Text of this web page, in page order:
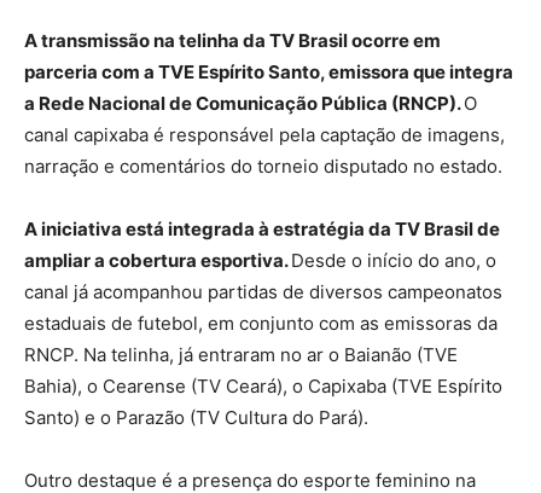
A transmissão na telinha da TV Brasil ocorre em
parceria com a TVE Espírito Santo, emissora que integra
a Rede Nacional de Comunicação Pública (RNCP).O
canal capixaba é responsável pela captação de imagens,
narração e comentários do torneio disputado no estado.
A iniciativa está integrada à estratégia da TV Brasil de
ampliar a cobertura esportiva.Desde o início do ano, o
canal já acompanhou partidas de diversos campeonatos
estaduais de futebol, em conjunto com as emissoras da
RNCP. Na telinha, já entraram no ar o Baianão (TVE
Bahia), o Cearense (TV Ceará), o Capixaba (TVE Espírito
Santo) e o Parazão (TV Cultura do Pará).
Outro destaque é a presença do esporte feminino na